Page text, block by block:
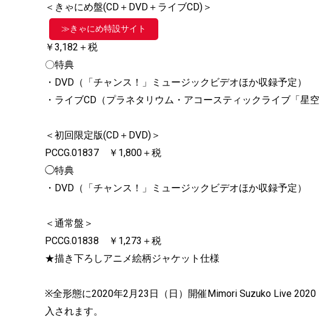
＜きゃにめ盤(CD＋DVD＋ライブCD)＞
≫きゃにめ特設サイト
￥3,182＋税
〇特典
・DVD（「チャンス！」ミュージックビデオほか収録予定）
・ライブCD（プラネタリウム・アコースティックライブ「星
＜初回限定版(CD＋DVD)＞
PCCG.01837 ￥1,800＋税
◯特典
・DVD（「チャンス！」ミュージックビデオほか収録予定）
＜通常盤＞
PCCG.01838 ￥1,273＋税
★描き下ろしアニメ絵柄ジャケット仕様
※全形態に2020年2月23日（日）開催Mimori Suzuko Live
入されます。